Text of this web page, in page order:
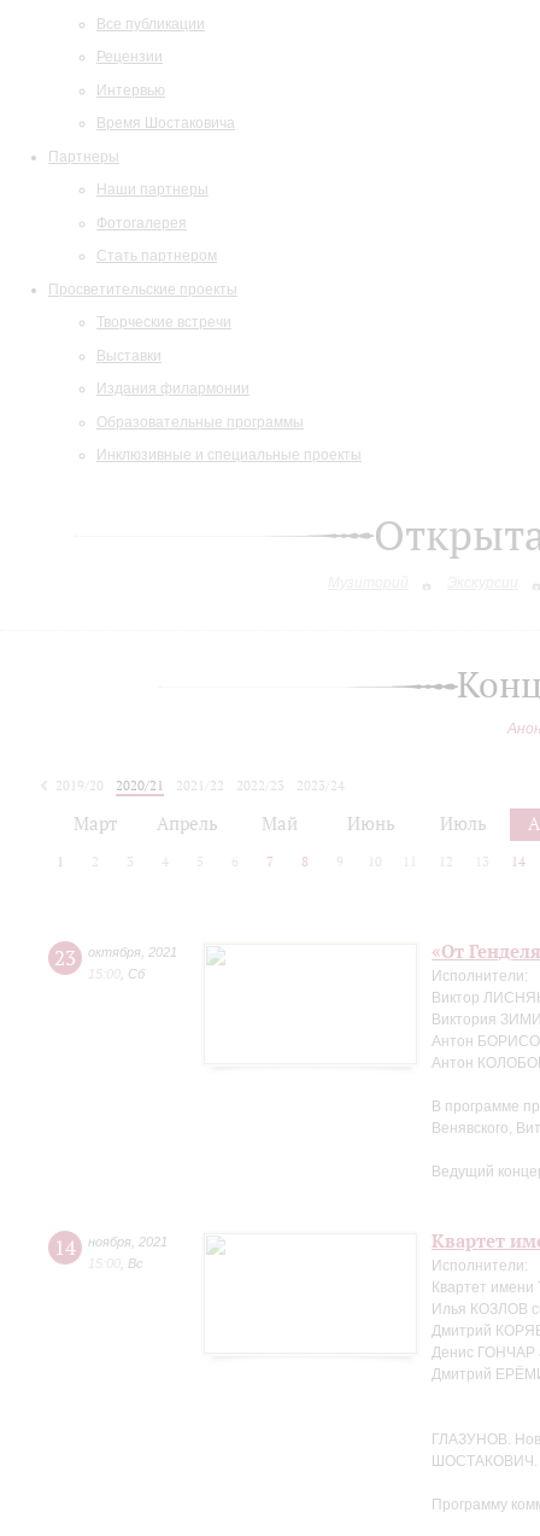
Все публикации
Рецензии
Интервью
Время Шостаковича
Партнеры
Наши партнеры
Фотогалерея
Стать партнером
Просветительские проекты
Творческие встречи
Выставки
Издания филармонии
Образовательные программы
Инклюзивные и специальные проекты
2019/20 2020/21 2021/22 2022/23
2023/24
Март Апрель Май Июнь Июль
1 2 3 4 5 6 7 8 9 10 12 13 14
23 октября 2021
15:00 Сб
«От
Исполнители:
Виктор
Виктория
Антон
Антон
В программе
Венявского,
Ведущий
14 ноября 2021
15:00 Вс
Квартет
Исполнители:
Квартет
Илья КОЗЛОВ
Дмитрий
Денис ГОНЧАР
Дмитрий
ГЛАЗУНОВ.
ШОСТАКОВИЧ.
Программу